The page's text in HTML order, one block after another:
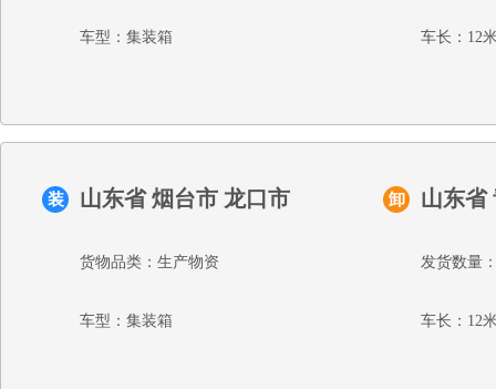
车型：集装箱 车长：12
装 山东省 烟台市 龙口市
货物品类：生产物资
车型：集装箱
卸 山东省
发货数量
车长：12